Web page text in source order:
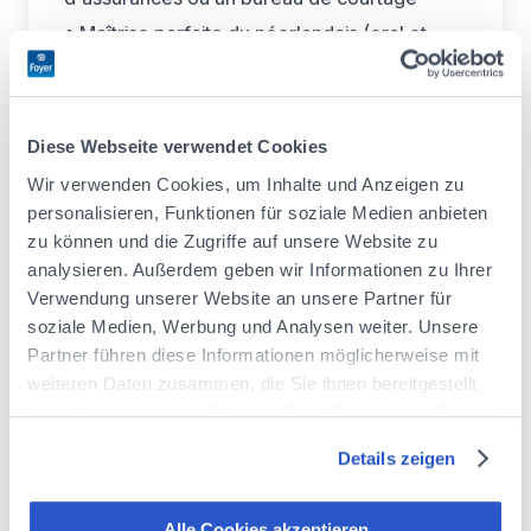
Diese Webseite verwendet Cookies
Wir verwenden Cookies, um Inhalte und Anzeigen zu
personalisieren, Funktionen für soziale Medien anbieten
zu können und die Zugriffe auf unsere Website zu
analysieren. Außerdem geben wir Informationen zu Ihrer
Verwendung unserer Website an unsere Partner für
soziale Medien, Werbung und Analysen weiter. Unsere
Partner führen diese Informationen möglicherweise mit
weiteren Daten zusammen, die Sie ihnen bereitgestellt
haben oder die sie im Rahmen Ihrer Nutzung der Dienste
Informieren Sie sich über unsere Cookie-Richtlinie
:https://www.foyer.lu/de/info/information-ueber-die-
verwendung-von-cookies/
Details zeigen
• Maîtrise parfaite du néerlandais (oral et
• Solide connaissance des produits IARD
• Rigueur, autonomie et sens des priorités
• Excellentes capacités de communication et
véritable esprit d’équipe
• Maîtrise des outils informatiques
Nous offrons :
• Equipe dynamique et bienveillante
• Possibilités de développement